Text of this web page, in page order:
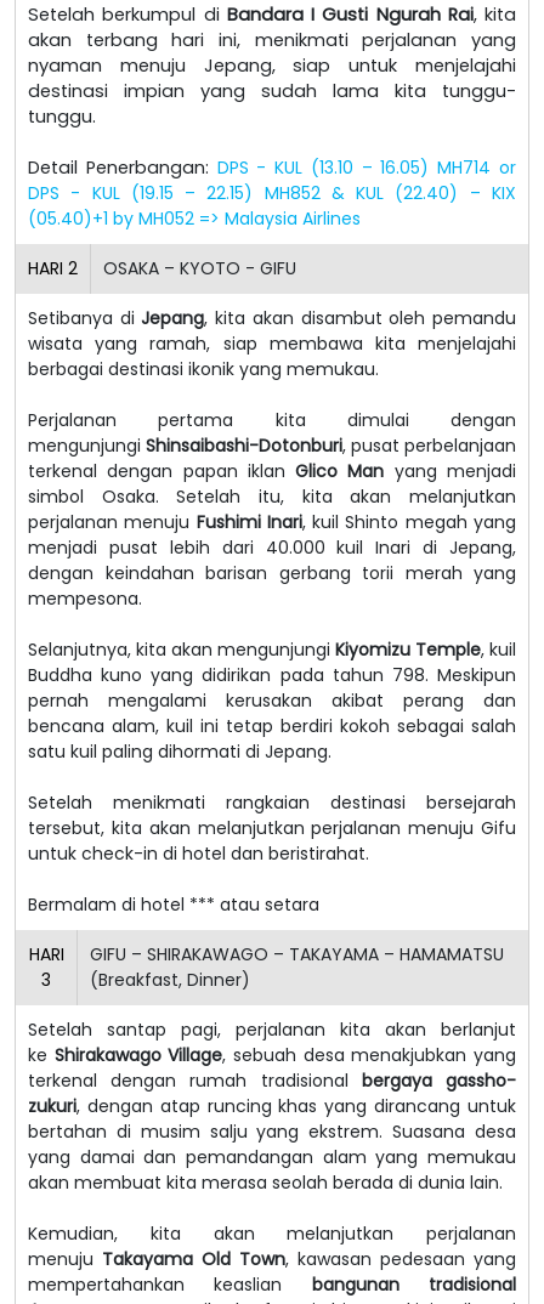
Setelah berkumpul di Bandara I Gusti Ngurah Rai, kita
akan terbang hari ini, menikmati perjalanan yang
nyaman menuju Jepang, siap untuk menjelajahi
destinasi impian yang sudah lama kita tunggu-
tunggu.
Detail Penerbangan: DPS - KUL (13.10 – 16.05) MH714 or
DPS - KUL (19.15 – 22.15) MH852 & KUL (22.40) – KIX
(05.40)+1 by MH052 => Malaysia Airlines
HARI 2 OSAKA – KYOTO - GIFU
Setibanya diJepang, kita akan disambut oleh pemandu
wisata yang ramah, siap membawa kita menjelajahi
berbagai destinasi ikonik yang memukau.
Perjalanan pertama kita dimulai dengan
mengunjungi Shinsaibashi-Dotonburi, pusat perbelanjaan
terkenal dengan papan iklanGlico Man yang menjadi
simbol Osaka. Setelah itu, kita akan melanjutkan
perjalanan menuju Fushimi Inari, kuil Shinto megah yang
menjadi pusat lebih dari 40.000 kuil Inari di Jepang,
dengan keindahan barisan gerbang torii merah yang
mempesona.
Selanjutnya, kita akan mengunjungi Kiyomizu Temple, kuil
Buddha kuno yang didirikan pada tahun 798. Meskipun
pernah mengalami kerusakan akibat perang dan
bencana alam, kuil ini tetap berdiri kokoh sebagai salah
satu kuil paling dihormati di Jepang.
Setelah menikmati rangkaian destinasi bersejarah
tersebut, kita akan melanjutkan perjalanan menuju Gifu
untuk check-in di hotel dan beristirahat.
Bermalam di hotel *** atau setara
HARI
3
GIFU – SHIRAKAWAGO – TAKAYAMA – HAMAMATSU
(Breakfast, Dinner)
Setelah santap pagi, perjalanan kita akan berlanjut
ke Shirakawago Village, sebuah desa menakjubkan yang
terkenal dengan rumah tradisional bergaya gassho-
zukuri, dengan atap runcing khas yang dirancang untuk
bertahan di musim salju yang ekstrem. Suasana desa
yang damai dan pemandangan alam yang memukau
akan membuat kita merasa seolah berada di dunia lain.
Kemudian, kita akan melanjutkan perjalanan
menuju Takayama Old Town, kawasan pedesaan yang
mempertahankan keaslian bangunan tradisional